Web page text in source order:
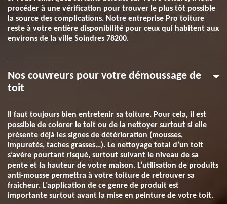
procéder à une vérification pour trouver le plus tôt possible
la source des complications. Notre entreprise Pro toiture
reste à votre entière disponibilité pour ceux qui habitent aux
environs de la ville Soindres 78200.
Nos couvreurs pour votre démoussage de
toit
Il faut toujours bien entretenir sa toiture. Pour cela, il est
possible de colorer le toit ou de la nettoyer surtout si elle
présente déjà les signes de détérioration (mousses,
impuretés, taches grasses…). Le nettoyage total d’un toit
s’avère pourtant risqué, surtout suivant le niveau de sa
pente et la hauteur de votre maison. L’utilisation de produits
anti-mousse permettra à votre toiture de retrouver sa
fraîcheur. L’application de ce genre de produit est
importante surtout avant la mise en peinture de votre toit.